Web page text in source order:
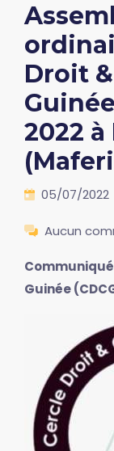
Droit
2022
05/07/2022
Aucun
Guinée